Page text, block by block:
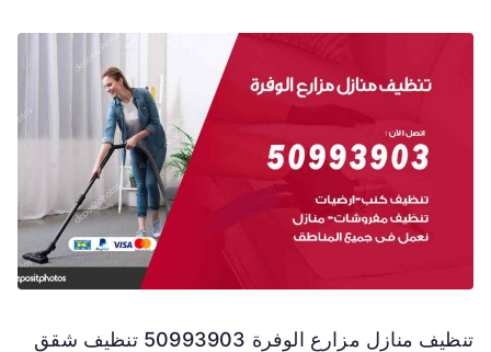
تنظيف منازل مزارع الوفرة 50993903 تنظيف شقق